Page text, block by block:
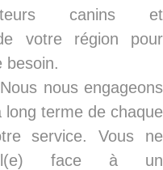
canins et
votre région pour
besoin.
Nous nous engageons
terme de chaque
service. Vous ne
face à un